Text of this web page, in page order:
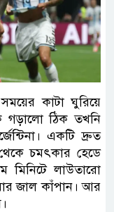
কাটা ঘুরিয়ে
গড়ালো ঠিক তখনি
একটি দ্রুত
চমৎকার হেডে
মিনিটে লাউতারো
জাল কাঁপান। আর